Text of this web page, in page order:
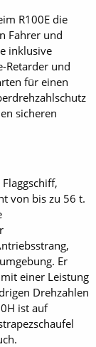
R100E die
Fahrer und
inklusive
Retarder und
für einen
sicheren
von bis zu 56 t.
Er
einer Leistung
Drehzahlen
ist auf